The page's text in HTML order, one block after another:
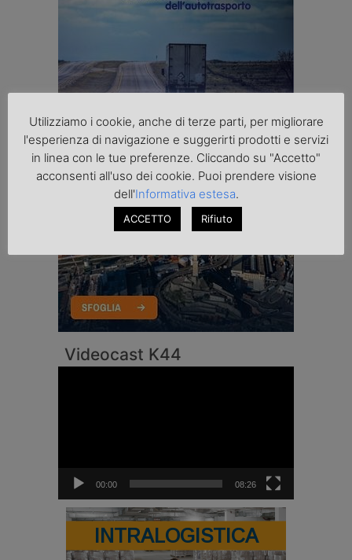
Videocast K44
00:00 08:26
INTRALOGISTICA
Utilizziamo i cookie, anche di terze parti, per migliorare
l'esperienza di navigazione e suggerirti prodotti e servizi
in linea con le tue preferenze. Cliccando su "Accetto"
acconsenti all'uso dei cookie. Puoi prendere visione
dell'Informativa estesa.
ACCETTO Rifiuto